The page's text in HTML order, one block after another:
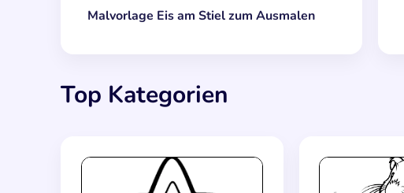
Malvorlage Eis am Stiel zum Ausmalen
Top Kategorien